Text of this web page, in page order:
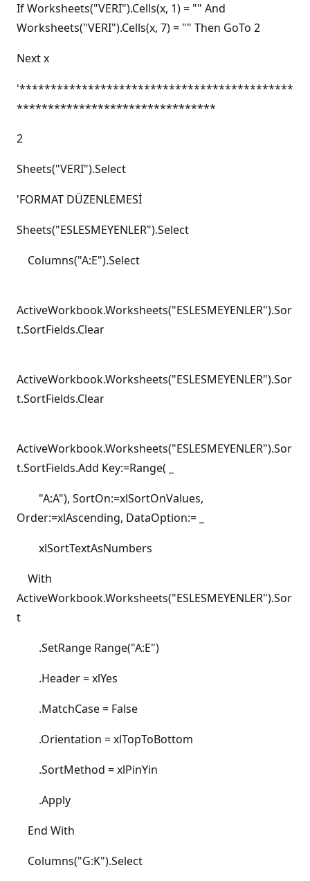
If Worksheets("VERI").Cells(x, 1) = "" And
Worksheets("VERI").Cells(x, 7) = "" Then GoTo 2
Next x
'********************************************
********************************
2
Sheets("VERI").Select
'FORMAT DÜZENLEMESİ
Sheets("ESLESMEYENLER").Select
Columns("A:E").Select
ActiveWorkbook.Worksheets("ESLESMEYENLER").Sor
t.SortFields.Clear
ActiveWorkbook.Worksheets("ESLESMEYENLER").Sor
t.SortFields.Clear
ActiveWorkbook.Worksheets("ESLESMEYENLER").Sor
t.SortFields.Add Key:=Range( _
"A:A"), SortOn:=xlSortOnValues,
Order:=xlAscending, DataOption:= _
xlSortTextAsNumbers
With
ActiveWorkbook.Worksheets("ESLESMEYENLER").Sor
t
.SetRange Range("A:E")
.Header = xlYes
.MatchCase = False
.Orientation = xlTopToBottom
.SortMethod = xlPinYin
.Apply
End With
Columns("G:K").Select